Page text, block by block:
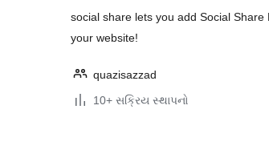
social share lets you add Social
your website!
quazisazzad
10+ સક્રિય સ્થાપનો